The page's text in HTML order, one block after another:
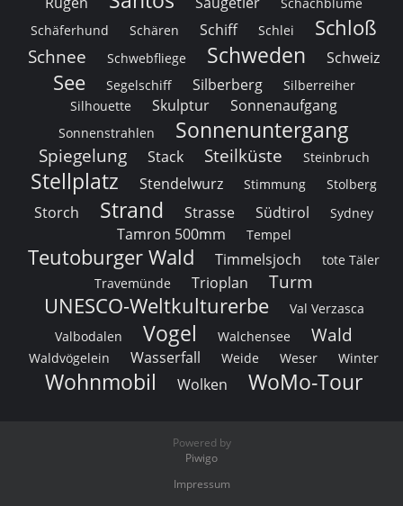
Schäferhund
Schären Schiff Schlei Schloß
Schnee Schwebfliege Schweden Schweiz
See Segelschiff Silberberg
Silberreiher
Silhouette
Skulptur Sonnenaufgang
Sonnenstrahlen Sonnenuntergang
Spiegelung Stack Steilküste Steinbruch
Stellplatz Stendelwurz Stimmung Stolberg
Storch Strand Strasse Südtirol Sydney
Tamron 500mm Tempel
Teutoburger Wald Timmelsjoch
tote Täler
Travemünde
Trioplan Turm
UNESCO-Weltkulturerbe
Val Verzasca
Valbodalen
Vogel Walchensee Wald
Waldvögelein Wasserfall Weide Weser Winter
Wohnmobil Wolken WoMo-Tour
Powered by
Piwigo
Impressum